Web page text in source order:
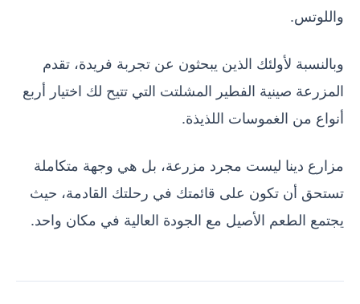
واللوتس.
وبالنسبة لأولئك الذين يبحثون عن تجربة فريدة، تقدم
المزرعة صينية الفطير المشلتت التي تتيح لك اختيار أربع
أنواع من الغموسات اللذيذة.
مزارع دينا ليست مجرد مزرعة، بل هي وجهة متكاملة
تستحق أن تكون على قائمتك في رحلتك القادمة، حيث
يجتمع الطعم الأصيل مع الجودة العالية في مكان واحد.